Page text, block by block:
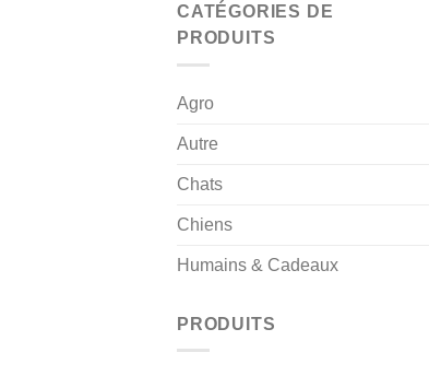
CATÉGORIES DE
PRODUITS
Agro
Autre
Chats
Chiens
Humains & Cadeaux
PRODUITS